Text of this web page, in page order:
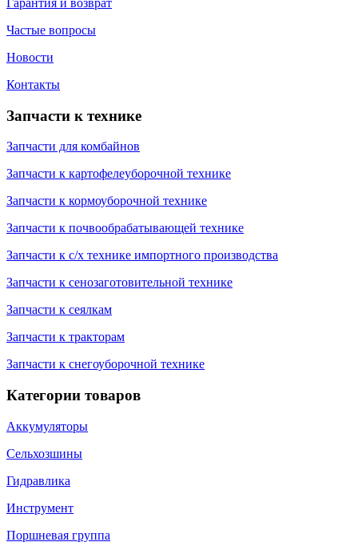
Гарантия и возврат
Частые вопросы
Новости
Контакты
Запчасти к технике
Запчасти для комбайнов
Запчасти к картофелеуборочной технике
Запчасти к кормоуборочной технике
Запчасти к почвообрабатывающей технике
Запчасти к с/х технике импортного производства
Запчасти к сенозаготовительной технике
Запчасти к сеялкам
Запчасти к тракторам
Запчасти к снегоуборочной технике
Категории товаров
Аккумуляторы
Сельхозшины
Гидравлика
Инструмент
Поршневая группа